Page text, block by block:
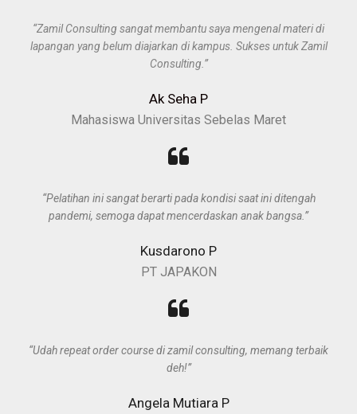
“Zamil Consulting sangat membantu saya mengenal materi di
lapangan yang belum diajarkan di kampus. Sukses untuk Zamil
Consulting.”
Ak Seha P
Mahasiswa Universitas Sebelas Maret
“Pelatihan ini sangat berarti pada kondisi saat ini ditengah
pandemi, semoga dapat mencerdaskan anak bangsa.”
Kusdarono P
PT JAPAKON
“Udah repeat order course di zamil consulting, memang terbaik
deh!”
Angela Mutiara P